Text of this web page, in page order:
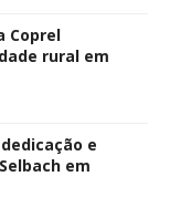
Coprel
rural em
e
em